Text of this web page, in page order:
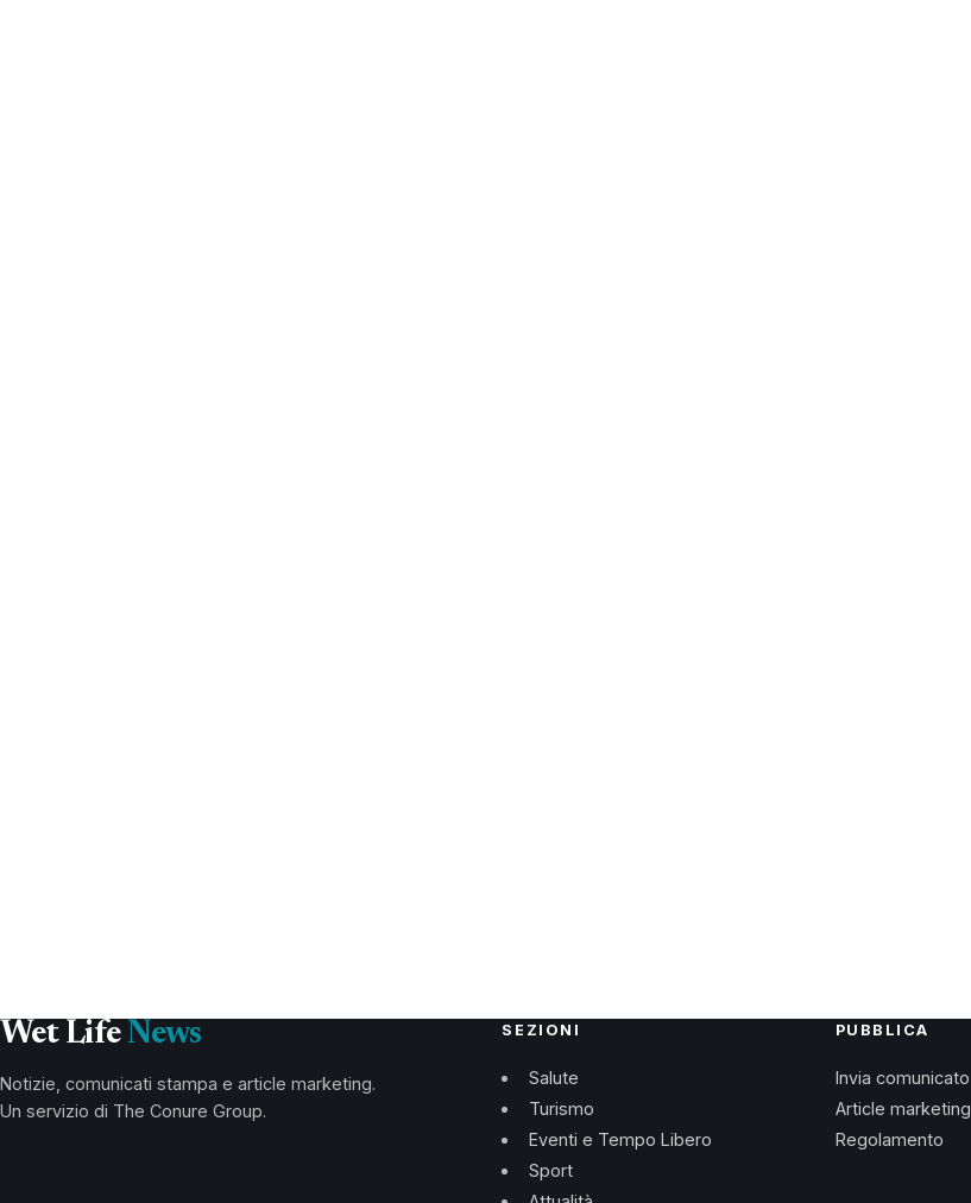
Wet Life News
Notizie, comunicati stampa e article marketing.
Un servizio di The Conure Group.
SEZIONI
Salute
Turismo
Eventi e Tempo Libero
Sport
PUBBLICA
Invia comunicato
Article marketing
Regolamento